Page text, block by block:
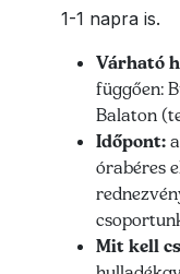
1-1 napra is.
Várható
függően:
Balaton
Időpont:
órabéres
Mit kell